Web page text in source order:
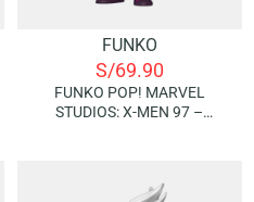
FUNKO
S/69.90
FUNKO POP! MARVEL
STUDIOS: X-MEN 97 –